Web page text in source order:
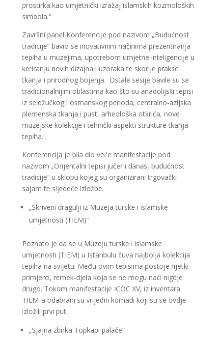
prostirka kao umjetnički izražaj islamskih kozmoloških
simbola.“
Završni panel Konferencije pod nazivom „Budućnost
tradicije“ bavio se inovativnim načinima prezentiranja
tepiha u muzejima, upotrebom umjetne inteligencije u
kreiranju novih dizajna i uzoraka te skorije prakse
tkanja i prirodnog bojenja. Ostale sesije bavile su se
tradicionalnijim oblastima kao što su anadolijski tepisi
iz seldžučkog i osmanskog perioda, centralno-azijska
plemenska tkanja i pust, arheološka otkrića, nove
muzejske kolekcije i tehnički aspekti strukture tkanja
tepiha.
Konferencija je bila dio veće manifestacije pod
nazivom „Orijentalni tepisi jučer i danas, budućnost
tradicije“ u sklopu kojeg su organizirani trgovački
sajam te sljedeće izložbe:
„Skriveni dragulji iz Muzeja turske i islamske
umjetnosti (TIEM)“
Poznato je da se u Muzeju turske i islamske
umjetnosti (TIEM) u Istanbulu čuva najbolja kolekcija
tepiha na svijetu. Među ovim tepisima postoje rijetki
primjerci, remek-djela koja se ne mogu naći nigdje
drugo. Tokom manifestacije ICOC XV, iz inventara
TIEM-a odabrani su vrijedni komadi koji su se ovdje
izložili prvi put.
„Sjajna zbirka Topkapi palače“